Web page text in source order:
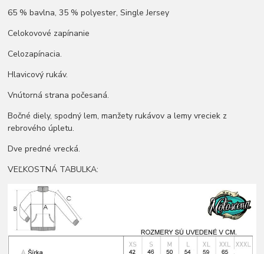
65 % bavlna, 35 % polyester, Single Jersey
Celokovové zapínanie
Celozapínacia.
Hlavicový rukáv.
Vnútorná strana počesaná.
Bočné diely, spodný lem, manžety rukávov a lemy vreciek z
rebrového úpletu.
Dve predné vrecká.
VEĽKOSTNÁ TABULKA: